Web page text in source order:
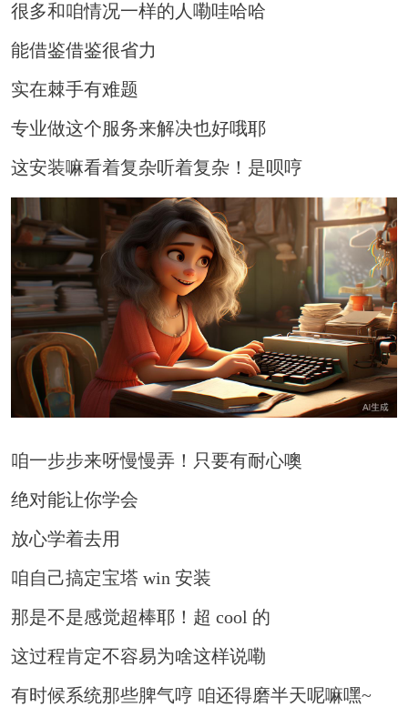
很多和咱情况一样的人嘞哇哈哈
能借鉴借鉴很省力
实在棘手有难题
专业做这个服务来解决也好哦耶
这安装嘛看着复杂听着复杂！是呗哼
咱一步步来呀慢慢弄！只要有耐心噢
绝对能让你学会
放心学着去用
咱自己搞定宝塔 win 安装
那是不是感觉超棒耶！超 cool 的
这过程肯定不容易为啥这样说嘞
有时候系统那些脾气哼 咱还得磨半天呢嘛嘿~